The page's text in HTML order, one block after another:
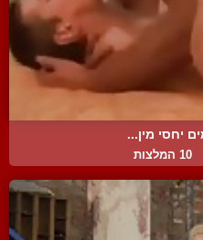
יחסי מין...
10 המלצות